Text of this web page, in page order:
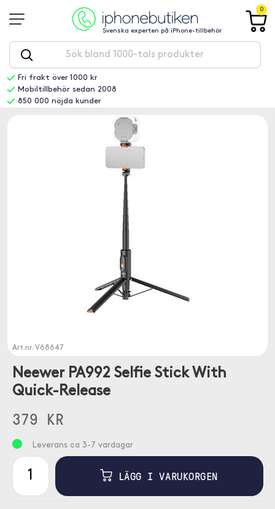
Svenska experten på iPhone-tillbehör
0
Fri frakt över 1000 kr
Mobiltillbehör sedan 2008
850 000 nöjda kunder
Art.nr. V68647
Neewer PA992 Selfie Stick With
Quick-Release
379 KR
Leverans ca 3-7 vardagar
LÄGG I VARUKORGEN